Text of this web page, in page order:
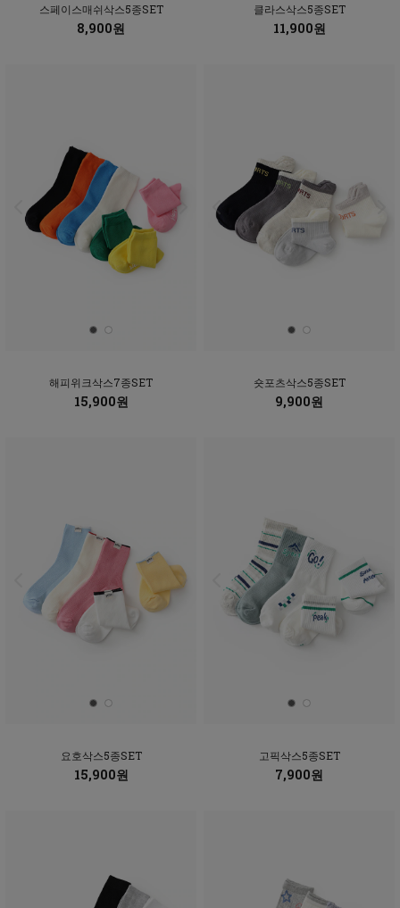
스페이스매쉬삭스5종SET
8,900원
클라스삭스5종SET
11,900원
해피위크삭스7종SET
15,900원
숏포츠삭스5종SET
9,900원
요호삭스5종SET
15,900원
고픽삭스5종SET
7,900원